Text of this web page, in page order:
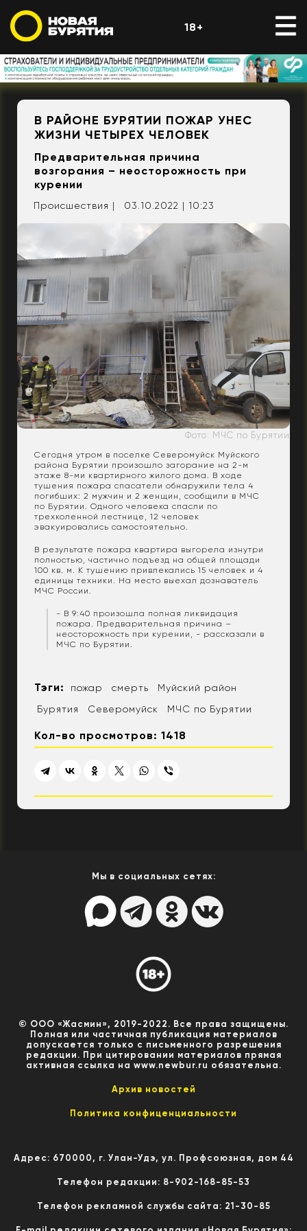
18+
В РАЙОНЕ БУРЯТИИ ПОЖАР УНЕС
ЖИЗНИ ЧЕТЫРЕХ ЧЕЛОВЕК
Предварительная причина
возгорания – неосторожность при
курении
Происшествия | 03.10.2022 | 10:23
Фото: МЧС по Бурятии
Сегодня утром в поселке Северомуйск Муйского
района Бурятии произошло загорание на 2-м
этаже 8-ми квартирного жилого дома. В ходе
тушения пожара спасатели обнаружили тела 4
погибших: 2 мужчин и 2 женщин, сообщили в МЧС
по Бурятии. Одного человека спасли по
трехколенной лестнице, 12 человек
эвакуировались самостоятельно.
В результате пожара квартира выгорела изнутри
полностью, частично подъезд на общей площади
100 кв. м. К тушению привлекались 15 человек и 4
единицы техники. На место выехал дознаватель
МЧС России.
- В 9:40 произошла полная ликвидация
пожара. Предварительная причина –
неосторожность при курении, - рассказали в
МЧС по Бурятии.
Тэги: пожар смерть
Муйский район
Бурятия
Северомуйск МЧС по Бурятии
Кол-во просмотров: 1418
Мы в социальных сетях:
© ООО «Жасмин», 2019-2022. Все права защищены.
Полная или частичная публикация материалов
допускается только с письменного разрешения
редакции. При цитировании материалов прямая
активная ссылка на www.newbur.ru обязательна.
Архив новостей
Политика конфиценциальности
Адрес: 670000, г. Улан-Удэ, ул. Профсоюзная, дом 44
Телефон редакции: 8-902-168-85-53
Телефон рекламной службы сайта: 21-30-85